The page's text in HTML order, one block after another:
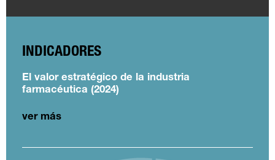
INDICADORES
El valor estratégico de la industria
farmacéutica (2024)
ver más